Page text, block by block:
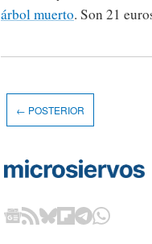
árbol muerto. Son 21
← POSTERIOR